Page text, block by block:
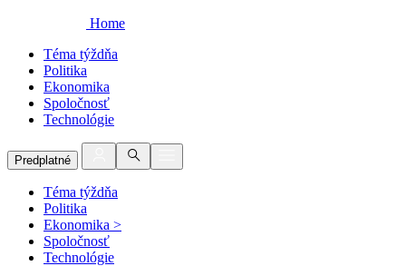
Home
Téma týždňa
Politika
Ekonomika
Spoločnosť
Technológie
Predplatné
Téma týždňa
Politika
Ekonomika >
Spoločnosť
Technológie